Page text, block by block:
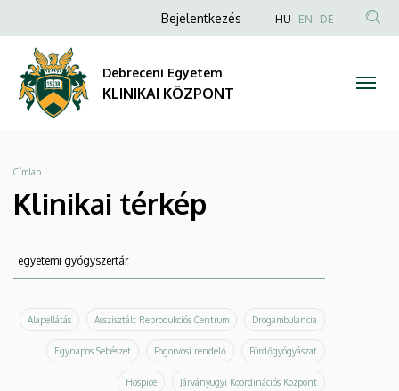
térkép
KLINIKAI
KÖZPONT
a
tartalomra
Anonim
fiók
menüje
Bejelentkezés HU EN DE
Debreceni Egyetem
KLINIKAI KÖZPONT
Morzsa
Címlap
Klinikai térkép
Keresés
Keresés
Alapellátás Asszisztált Reprodukciós Centrum Drogambulancia
Egynapos Sebészet Fogorvosi rendelő Fürdőgyógyászat
Hospice Járványügyi Koordinációs Központ